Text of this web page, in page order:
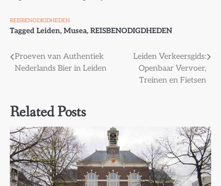
REISBENODIGDHEDEN
Tagged Leiden, Musea, REISBENODIGDHEDEN
Bericht
Proeven van Authentiek
Nederlands Bier in Leiden
Leiden Verkeersgids:
Openbaar Vervoer,
Treinen en Fietsen
Related Posts